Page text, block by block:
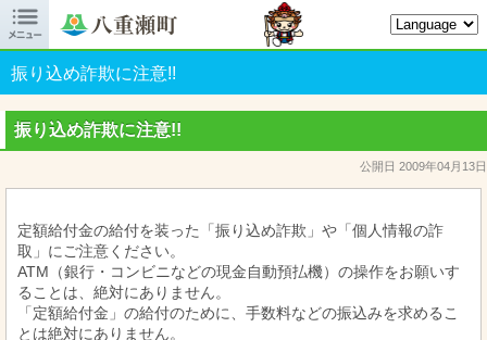
 八重瀬町オフィシャルサイト
振り込め詐欺に注意!!
振り込め詐欺に注意!!
公開日 2009年04月13日
定額給付金の給付を装った「振り込め詐欺」や「個人情報の詐
取」にご注意ください。
ATM（銀行・コンビニなどの現金自動預払機）の操作をお願いす
ることは、絶対にありません。
「定額給付金」の給付のために、手数料などの振込みを求めるこ
とは絶対にありません。